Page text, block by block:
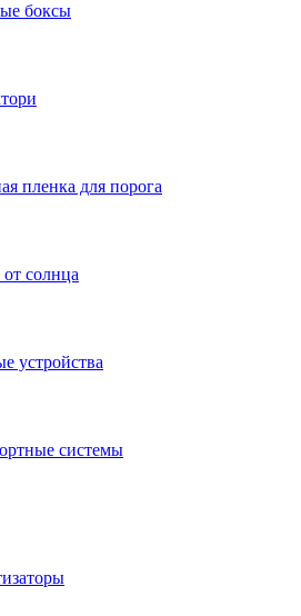
боксы
пленка для порога
солнца
устройства
системы